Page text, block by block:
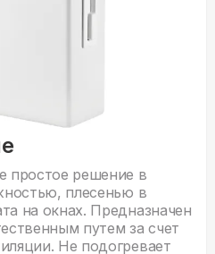
простое решение в
плесенью в
на окнах. Предназначен
путем за счет
Не подогревает